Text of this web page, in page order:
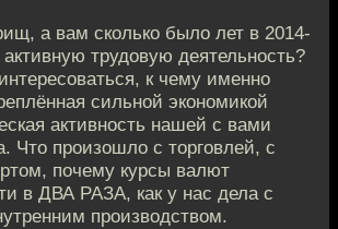
а вам сколько было лет в 2014-
трудовую деятельность?
к чему именно
сильной экономикой
активность нашей с вами
Что произошло с торговлей, с
почему курсы валют
в ДВА РАЗА, как у нас дела с
производством.